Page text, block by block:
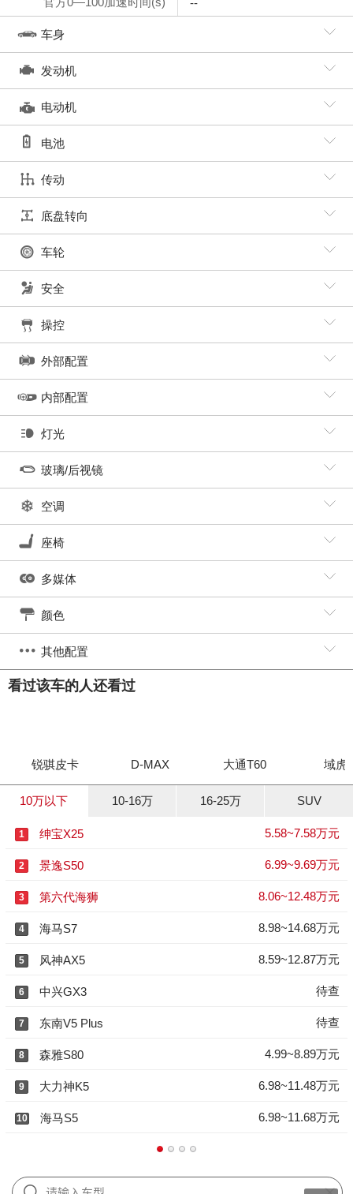
--
车身
发动机
电动机
电池
传动
底盘转向
车轮
安全
操控
外部配置
内部配置
灯光
玻璃/后视镜
空调
座椅
多媒体
颜色
其他配置
看过该车的人还看过
锐骐皮卡 D-MAX 大通T60 域虎7
10万以下 10-16万 16-25万 SUV
1 绅宝X25 5.58~7.58万元
2 景逸S50 6.99~9.69万元
3 第六代海狮 8.06~12.48万元
4 海马S7 8.98~14.68万元
5 风神AX5 8.59~12.87万元
6 中兴GX3 待查
7 东南V5 Plus 待查
8 森雅S80 4.99~8.89万元
9 大力神K5 6.98~11.48万元
10 海马S5 6.98~11.68万元